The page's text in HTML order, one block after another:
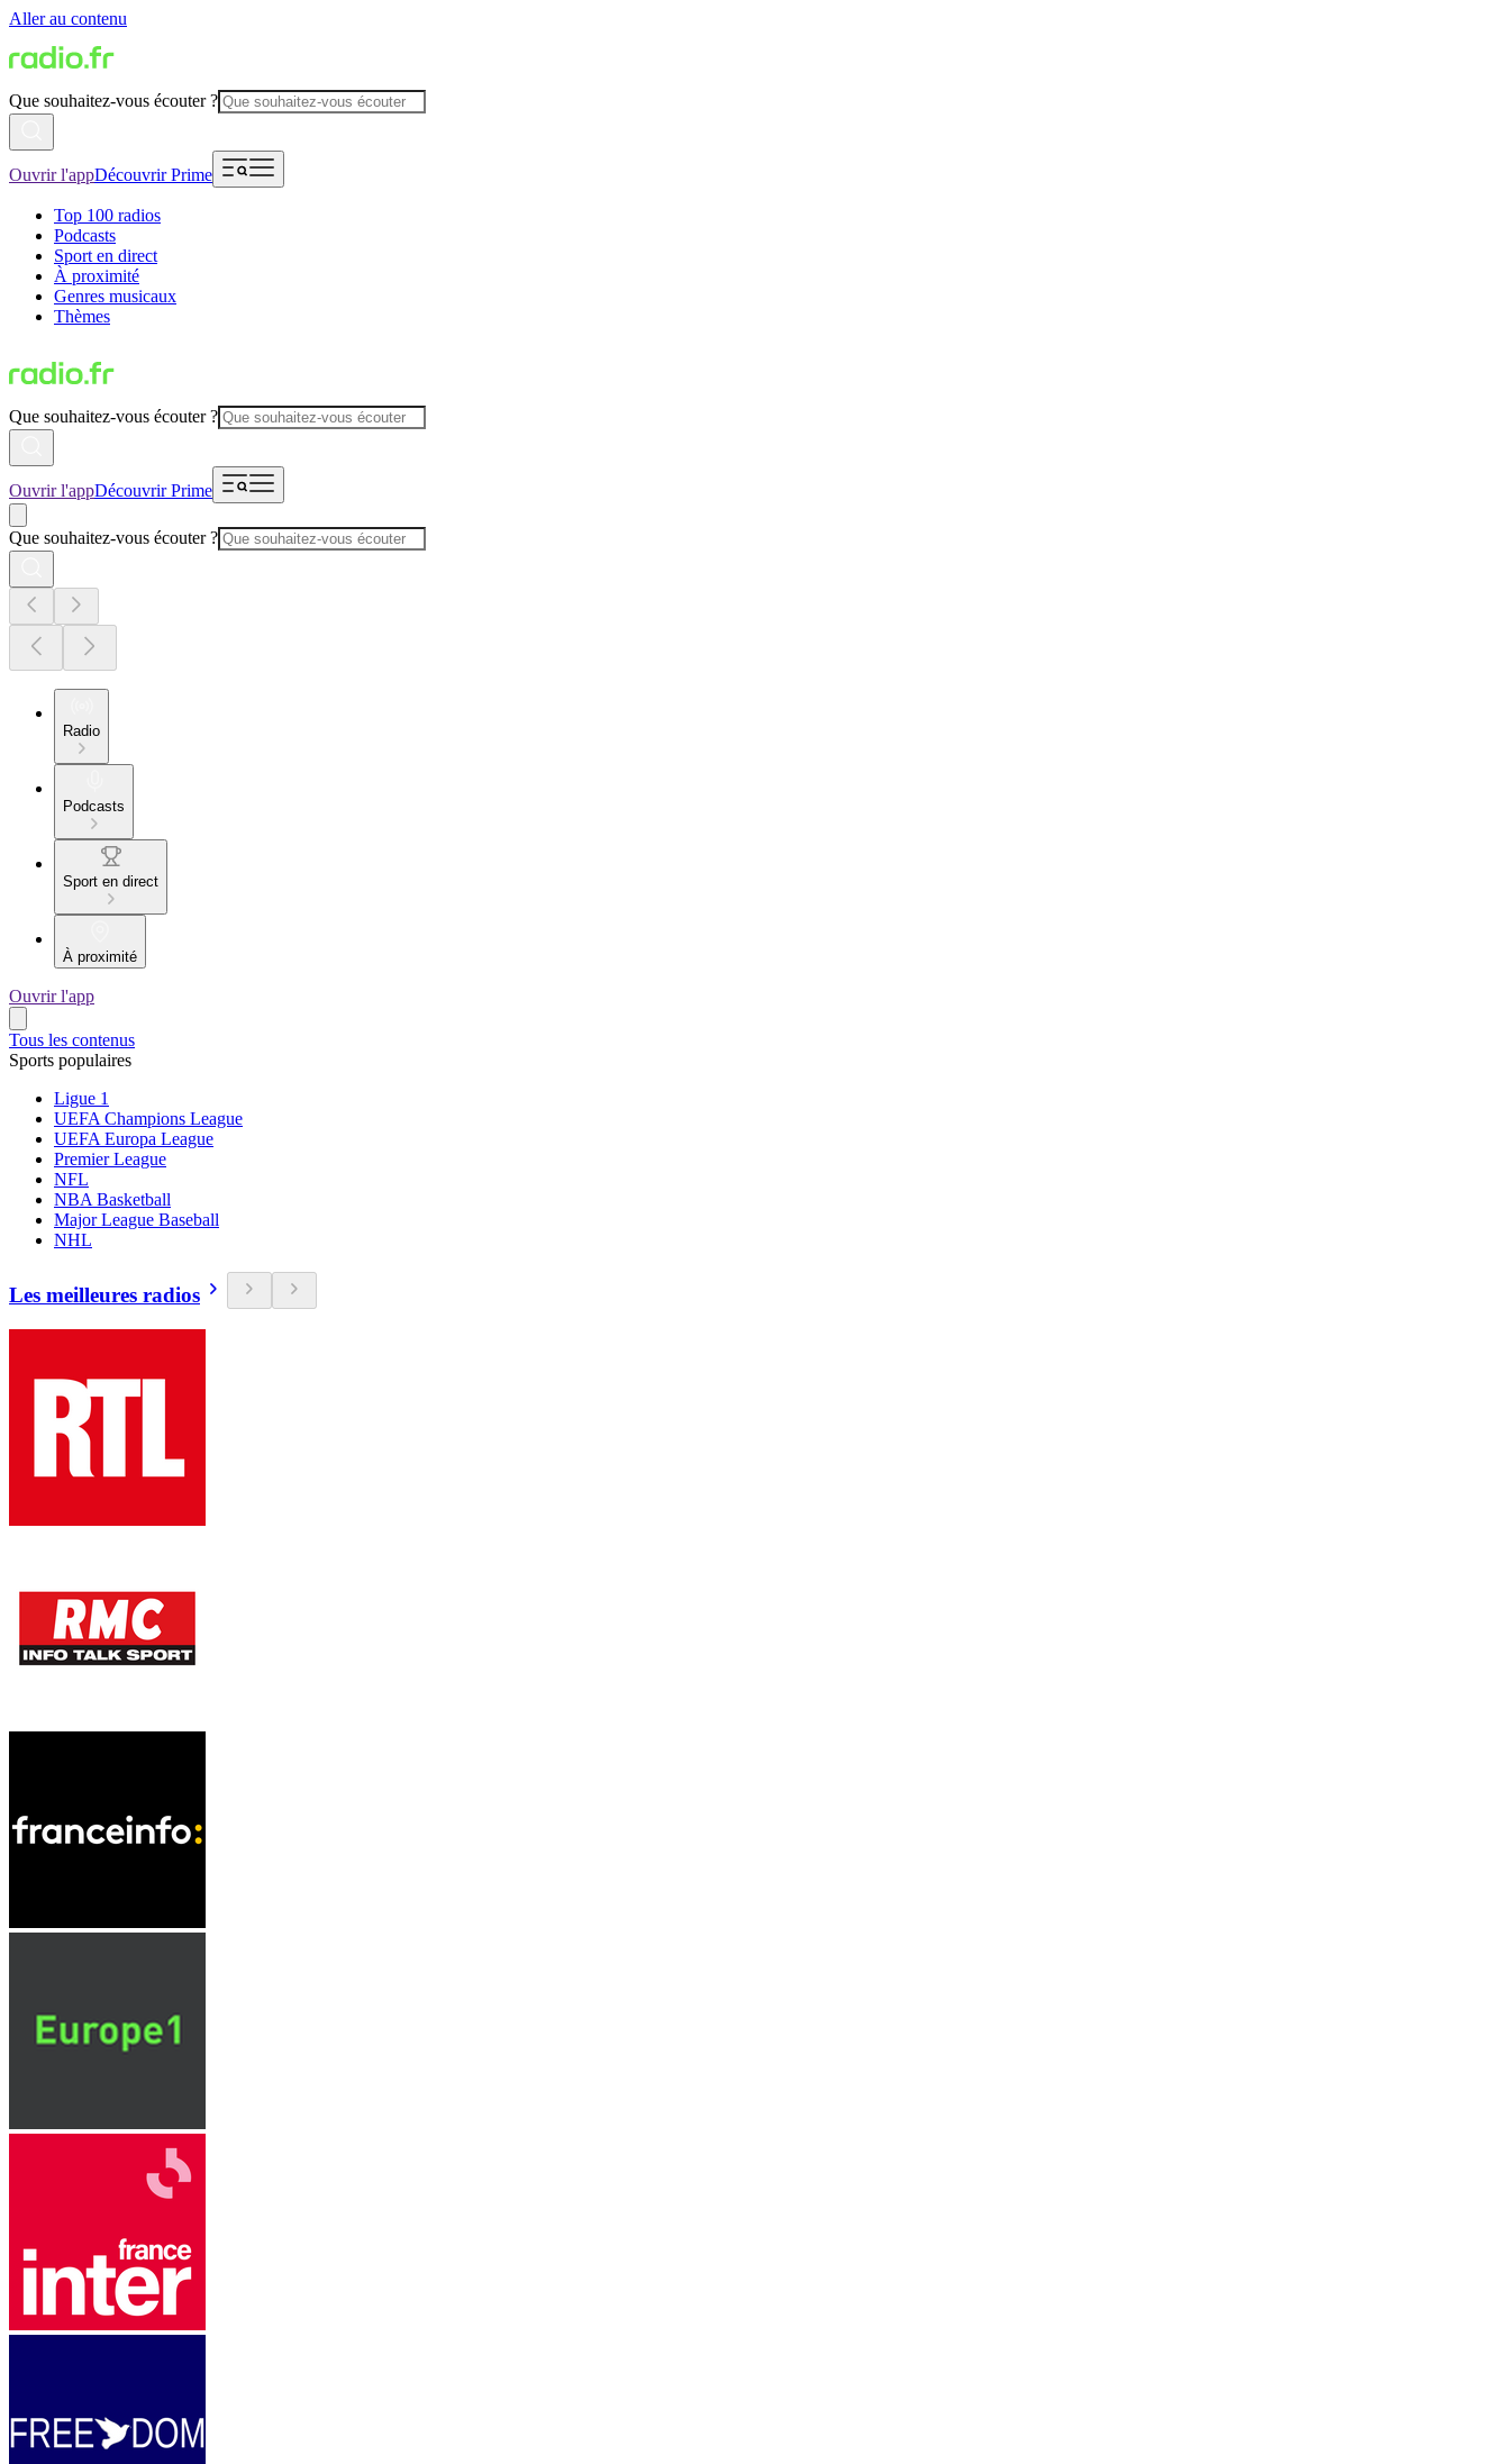
Aller au contenu
Que souhaitez-vous écouter ?
Ouvrir l'appDécouvrir Prime
Top 100 radios
Podcasts
Sport en direct
À proximité
Genres musicaux
Thèmes
Que souhaitez-vous écouter ?
Ouvrir l'appDécouvrir Prime
Que souhaitez-vous écouter ?
Radio
Podcasts
Sport en direct
À proximité
Ouvrir l'app
Tous les contenus
Sports populaires
Ligue 1
UEFA Champions League
UEFA Europa League
Premier League
NFL
NBA Basketball
Major League Baseball
NHL
Les meilleures radios